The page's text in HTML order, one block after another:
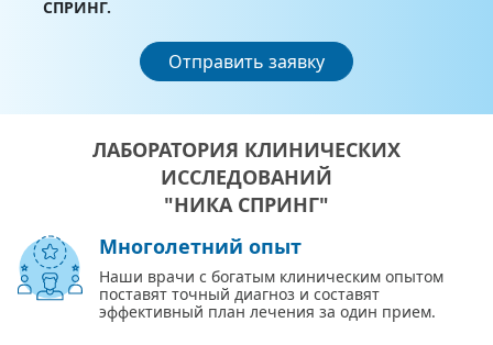
СПРИНГ.
Отправить заявку
ЛАБОРАТОРИЯ КЛИНИЧЕСКИХ
ИССЛЕДОВАНИЙ
"НИКА СПРИНГ"
Многолетний опыт
Наши врачи с богатым клиническим опытом
поставят точный диагноз и составят
эффективный план лечения за один прием.